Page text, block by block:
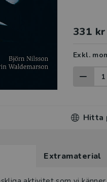
331 kr
Exkl.
Hitta
Extramaterial